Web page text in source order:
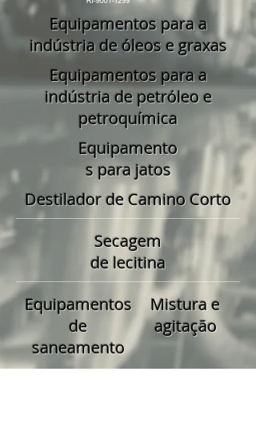
Equipamentos para a
indústria de óleos e graxas
Equipamentos para a
indústria de petróleo e
petroquímica
Equipamento
s para jatos
Destilador de Camino Corto
Secagem
de lecitina
Equipamentos
de
saneamento
Mistura e
agitação